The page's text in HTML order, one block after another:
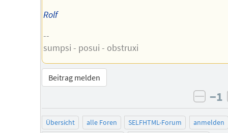
Rolf
--
sumpsi - posui - obstruxi
Beitrag melden
−1
Übersicht alle Foren SELFHTML-Forum
anmelden